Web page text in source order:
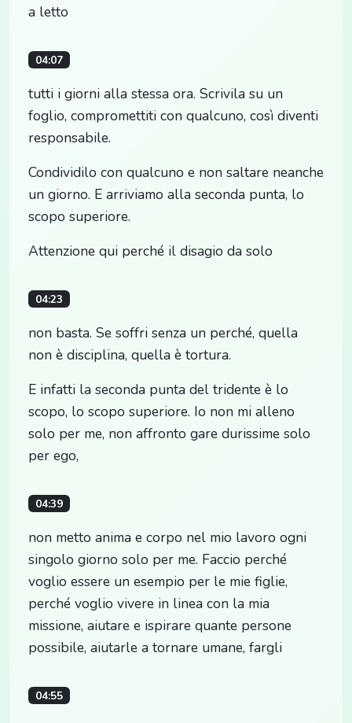
a letto
04:07
tutti i giorni alla stessa ora. Scrivila su un
foglio, compromettiti con qualcuno, così diventi
responsabile.
Condividilo con qualcuno e non saltare neanche
un giorno. E arriviamo alla seconda punta, lo
scopo superiore.
Attenzione qui perché il disagio da solo
04:23
non basta. Se soffri senza un perché, quella
non è disciplina, quella è tortura.
E infatti la seconda punta del tridente è lo
scopo, lo scopo superiore. Io non mi alleno
solo per me, non affronto gare durissime solo
per ego,
04:39
non metto anima e corpo nel mio lavoro ogni
singolo giorno solo per me. Faccio perché
voglio essere un esempio per le mie figlie,
perché voglio vivere in linea con la mia
missione, aiutare e ispirare quante persone
possibile, aiutarle a tornare umane, fargli
04:55